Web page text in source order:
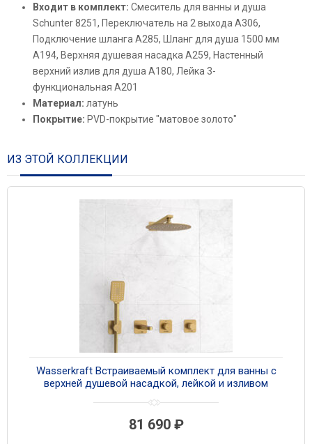
Входит в комплект: Смеситель для ванны и душа
Schunter 8251, Переключатель на 2 выхода А306,
Подключение шланга A285, Шланг для душа 1500 мм
A194, Верхняя душевая насадка A259, Настенный
верхний излив для душа A180, Лейка 3-
функциональная A201
Материал: латунь
Покрытие: PVD-покрытие "матовое золото"
ИЗ ЭТОЙ КОЛЛЕКЦИИ
Wasserkraft Встраиваемый комплект для ванны с
верхней душевой насадкой, лейкой и изливом
81 690 ₽